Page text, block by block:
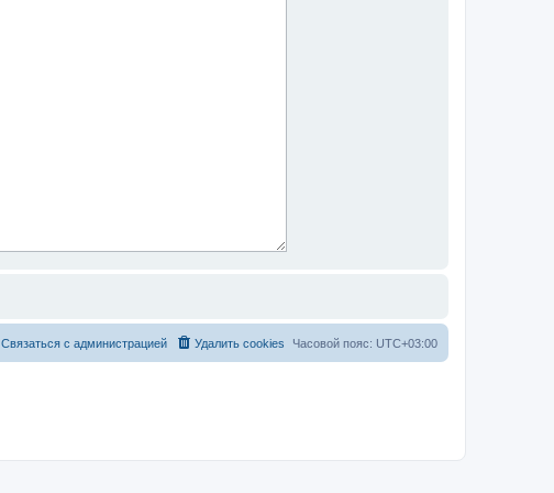
Часовой пояс: UTC+03:00
Удалить cookies
Связаться с администрацией